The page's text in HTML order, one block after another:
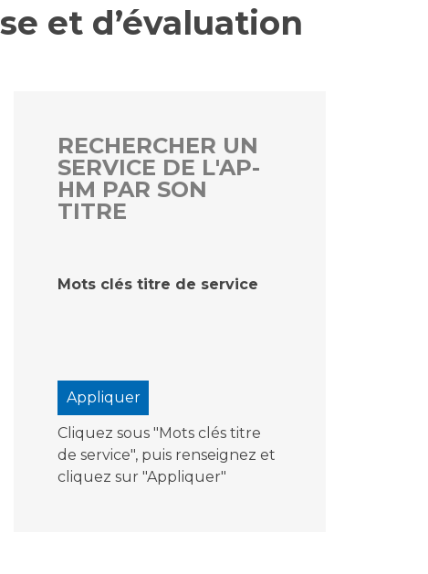
des données
en santé à l’AP-HM
sans tabac
conclus
et d’évaluation
RECHERCHER UN
SERVICE DE L'AP-
HM PAR SON
TITRE
Mots clés titre de service
Cliquez sous "Mots clés titre
de service", puis renseignez et
cliquez sur "Appliquer"